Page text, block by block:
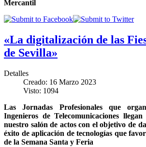
Mercantil
«La digitalización de las
de Sevilla»
Detalles
Creado: 16 Marzo 2023
Visto: 1094
Las Jornadas Profesionales que
Ingenieros de Telecomunicaciones
nuestro salón de actos con el objetivo de
éxito de aplicación de tecnologías que
de la Semana Santa y Feria